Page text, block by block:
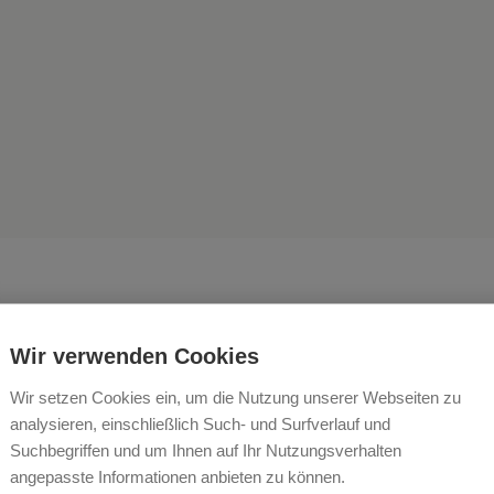
deiner Familie eine
zu bescheren - das
Wir verwenden Cookies
Wir setzen Cookies ein, um die Nutzung unserer Webseiten zu
analysieren, einschließlich Such- und Surfverlauf und
Suchbegriffen und um Ihnen auf Ihr Nutzungsverhalten
angepasste Informationen anbieten zu können.